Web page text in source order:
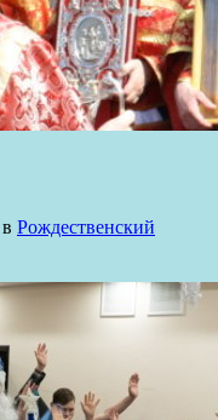
в Рождественский